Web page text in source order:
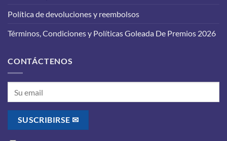
de
Política de devoluciones y reembolsos
Términos, Condiciones y Políticas Goleada De Premios 2026
CONTÁCTENOS